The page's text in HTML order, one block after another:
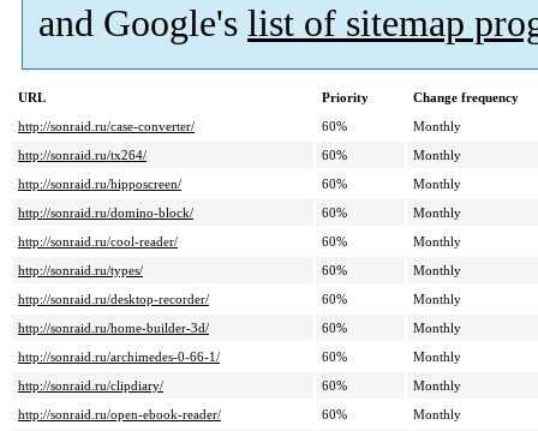
and Google's list of sitemap
URL Priority
Change frequency
http://sonraid.ru/case-converter/
60%
Monthly
http://sonraid.ru/tx264/
60%
Monthly
http://sonraid.ru/hipposcreen/
60%
Monthly
http://sonraid.ru/domino-block/
60%
Monthly
http://sonraid.ru/cool-reader/
60%
Monthly
http://sonraid.ru/types/
60%
Monthly
http://sonraid.ru/desktop-recorder/
60%
Monthly
http://sonraid.ru/home-builder-3d/
60%
Monthly
http://sonraid.ru/archimedes-0-66-1/
60%
Monthly
http://sonraid.ru/clipdiary/
60%
Monthly
http://sonraid.ru/open-ebook-reader/
60%
Monthly